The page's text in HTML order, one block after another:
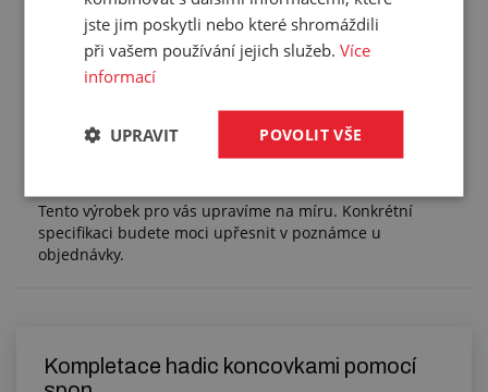
Hmotnost:
0,081 kg/m
Balení:
15,20 m
Tento výrobek pro vás upravíme na míru. Konkrétní
specifikaci budete moci upřesnit v poznámce u
objednávky.
Kompletace hadic koncovkami pomocí
jste jim poskytli nebo které shromáždili
při vašem používání jejich služeb.Více
informací
POVOLIT VŠE
UPRAVIT